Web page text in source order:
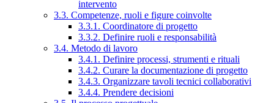
intervento
3.3. Competenze, ruoli e figure coinvolte
3.3.1. Coordinatore di progetto
3.3.2. Definire ruoli e responsabilità
3.4. Metodo di lavoro
3.4.1. Definire processi, strumenti e rituali
3.4.2. Curare la documentazione di progetto
3.4.3. Organizzare tavoli tecnici collaborativi
3.4.4. Prendere decisioni